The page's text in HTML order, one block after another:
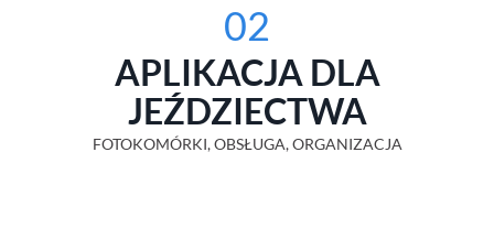
02
APLIKACJA DLA
JEŹDZIECTWA
FOTOKOMÓRKI, OBSŁUGA, ORGANIZACJA